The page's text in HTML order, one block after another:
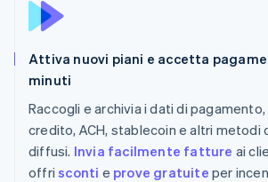
Attiva nuovi piani e accetta
minuti
Raccogli e archivia i dati di
credito, ACH, stablecoin e altri metodi
diffusi. Invia facilmente fatture ai
offrisconti e prove gratuite per